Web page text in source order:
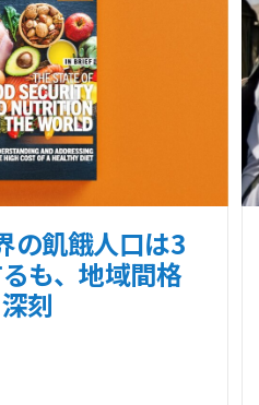
の飢餓人口は3
も、地域間格
刻